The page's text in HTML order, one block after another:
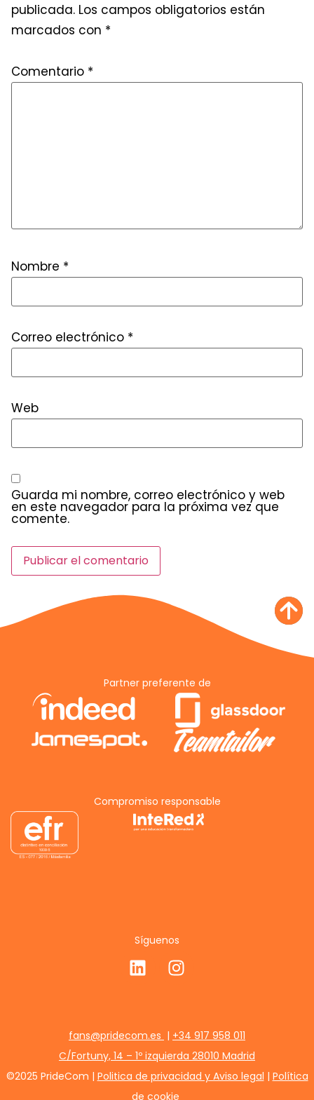
publicada. Los campos obligatorios están
marcados con *
Comentario *
Nombre *
Correo electrónico *
Web
Guarda mi nombre, correo electrónico y web
en este navegador para la próxima vez que
comente.
Partner preferente de
Compromiso responsable
Síguenos
fans@pridecom.es | +34 917 958 011
C/Fortuny, 14 – 1º izquierda 28010 Madrid
©2025 PrideCom | Politica de privacidad y Aviso legal | Política
de cookie